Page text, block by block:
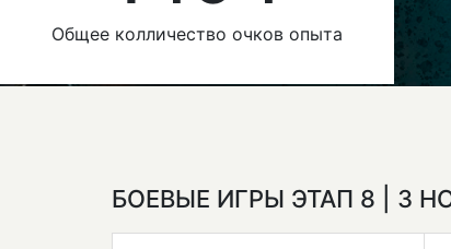
Общее колличество очков опыта
БОЕВЫЕ ИГРЫ ЭТАП 8 | 3